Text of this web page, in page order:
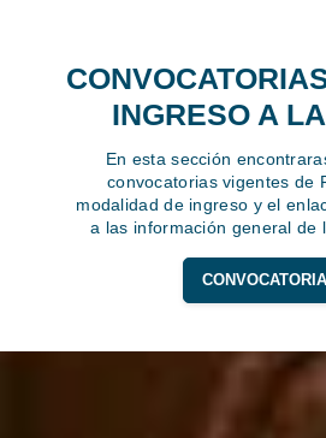
INGRESO A
En esta sección
convocatorias vigentes de
modalidad de ingreso y el
a las información general de